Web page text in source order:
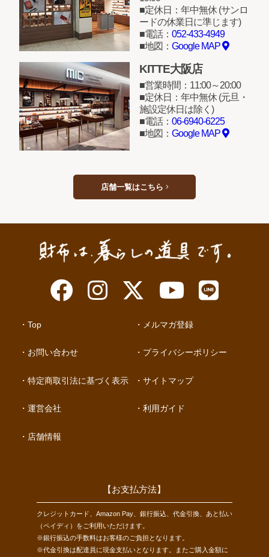
定休日：年中無休 (サンロ
ードの休業日に準じます)
電話： 052-433-4949
地図： Google MAP
KITTE大阪店
営業時間：11:00～20:00
定休日：年中無休 (元旦・
施設定休日は除く)
電話： 06-6940-6225
地図： Google MAP
店舗一覧はこちら
Top
お問い合わせ
特定商取引法に基づく表示
運営会社
店舗情報
メルマガ登録
プライバシーポリシー
サイトマップ
利用ガイド
【お支払方法】
クレジットカード、Amazon Pay、銀行振込、代金引換、あと払い
（ペイディ）をご利用いただけます。
※銀行振込の手数料はお客様のご負担となります。
※代金引換は配達員に現金支払いとなります。またご購入金額に